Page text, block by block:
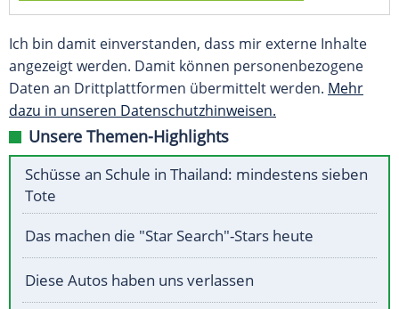
Ich bin damit einverstanden, dass mir externe Inhalte
angezeigt werden. Damit können personenbezogene
Daten an Drittplattformen übermittelt werden. Mehr
dazu in unseren Datenschutzhinweisen.
Unsere Themen-Highlights
Schüsse an Schule in Thailand: mindestens sieben
Tote
Das machen die "Star Search"-Stars heute
Diese Autos haben uns verlassen